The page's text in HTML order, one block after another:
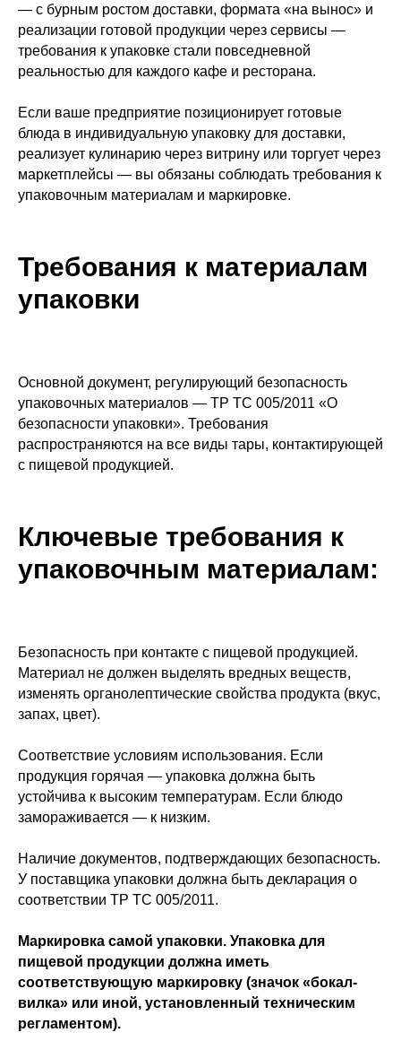
— с бурным ростом доставки, формата «на вынос» и
реализации готовой продукции через сервисы —
требования к упаковке стали повседневной
реальностью для каждого кафе и ресторана.
Если ваше предприятие позиционирует готовые
блюда в индивидуальную упаковку для доставки,
реализует кулинарию через витрину или торгует через
маркетплейсы — вы обязаны соблюдать требования к
упаковочным материалам и маркировке.
Требования к материалам
упаковки
Основной документ, регулирующий безопасность
упаковочных материалов — ТР ТС 005/2011 «О
безопасности упаковки». Требования
распространяются на все виды тары, контактирующей
с пищевой продукцией.
Ключевые требования к
упаковочным материалам:
Безопасность при контакте с пищевой продукцией.
Материал не должен выделять вредных веществ,
изменять органолептические свойства продукта (вкус,
запах, цвет).
Соответствие условиям использования. Если
продукция горячая — упаковка должна быть
устойчива к высоким температурам. Если блюдо
замораживается — к низким.
Наличие документов, подтверждающих безопасность.
У поставщика упаковки должна быть декларация о
соответствии ТР ТС 005/2011.
Маркировка самой упаковки. Упаковка для
пищевой продукции должна иметь
соответствующую маркировку (значок «бокал-
вилка» или иной, установленный техническим
регламентом).